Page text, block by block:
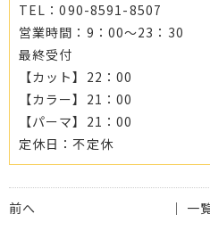
TEL：090-8591-8507
営業時間：9：00～23：30
最終受付
【カット】22：00
【カラー】21：00
【パーマ】21：00
定休日：不定休
前へ │ 一